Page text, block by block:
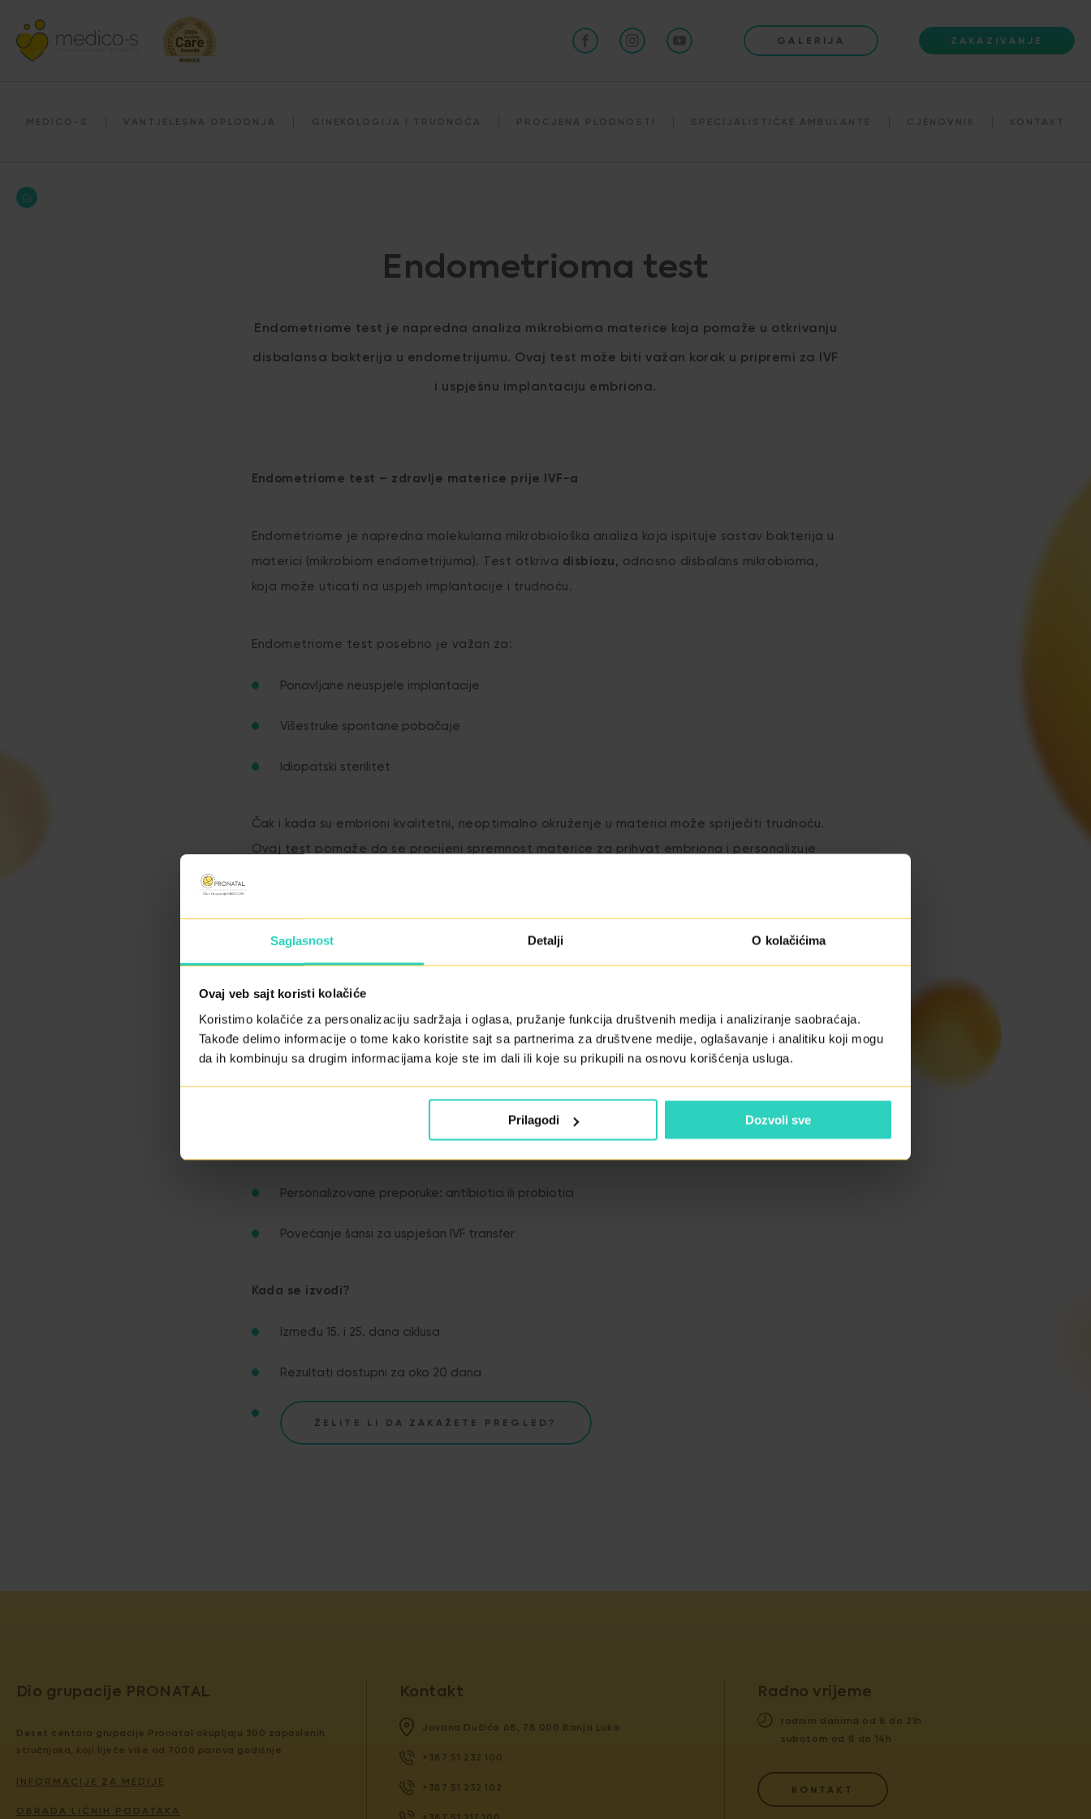
Saglasnost Detalji O kolačićima
Ovaj veb sajt koristi kolačiće
Koristimo kolačiće za personalizaciju sadržaja i oglasa, pružanje funkcija društvenih medija i analiziranje saobraćaja.
Takođe delimo informacije o tome kako koristite sajt sa partnerima za društvene medije, oglašavanje i analitiku koji mogu
da ih kombinuju sa drugim informacijama koje ste im dali ili koje su prikupili na osnovu korišćenja usluga.
Prilagodi Dozvoli sve
GALERIJA ZAKAZIVANJE
MEDICO-S VANTJELESNA OPLODNJA GINEKOLOGIJA I TRUDNOĆA PROCJENA PLODNOSTI SPECIJALISTIČKE AMBULANTE CJENOVNIK KONTAKT
Endometrioma test
Endometriome test je napredna analiza mikrobioma materice koja pomaže u otkrivanju
disbalansa bakterija u endometrijumu. Ovaj test može biti važan korak u pripremi za IVF
i uspješnu implantaciju embriona.
Endometriome test – zdravlje materice prije IVF-a
Endometriome je napredna molekularna mikrobiološka analiza koja ispituje sastav bakterija u
materici (mikrobiom endometrijuma). Test otkriva disbiozu, odnosno disbalans mikrobioma,
koja može uticati na uspjeh implantacije i trudnoću.
Endometriome test posebno je važan za:
Ponavljane neuspjele implantacije
Višestruke spontane pobačaje
Idiopatski sterilitet
Čak i kada su embrioni kvalitetni, neoptimalno okruženje u materici može spriječiti trudnoću.
Ovaj test pomaže da se procijeni spremnost materice za prihvat embriona i personalizuje
Test je bezbolan, brz i ne zahtijeva anesteziju
Traje 2–3 minute, slično kao standardni ginekološki pregled
Personalizovane preporuke: antibiotici ili probiotici
Povećanje šansi za uspješan IVF transfer
Kada se izvodi?
Između 15. i 25. dana ciklusa
Rezultati dostupni za oko 20 dana
ŽELITE LI DA ZAKAŽETE PREGLED?
Dio grupacije PRONATAL
Deset centara grupacije Pronatal okupljaju 300 zaposlenih
stručnjaka, koji liječe više od 7000 parova godišnje.
INFORMACIJE ZA MEDIJE
OBRADA LIČNIH PODATAKA
Kontakt
Jovana Dučića 68, 78 000 Banja Luka
+387 51 232 100
+387 51 232 102
Radno vrijeme
radnim danima od 8 do 21h
subotom od 8 do 14h
KONTAKT